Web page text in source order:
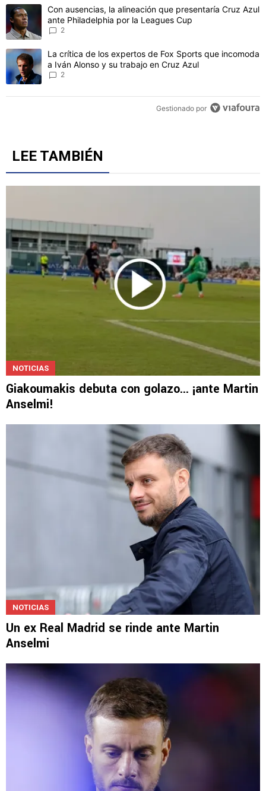
Este listado muestra los artículos con más comentarios en los
Un artículo de tendencia con el título "Con ausencias, la
Con ausencias, la alineación que presentaría Cruz Azul
ante Philadelphia por la Leagues Cup
2
Un artículo de tendencia con el título "La crítica de los expertos
La crítica de los expertos de Fox Sports que incomoda
a Iván Alonso y su trabajo en Cruz Azul
2
Gestionado por
LEE TAMBIÉN
NOTICIAS
Giakoumakis debuta con golazo... ¡ante Martin
Anselmi!
NOTICIAS
Un ex Real Madrid se rinde ante Martin
Anselmi